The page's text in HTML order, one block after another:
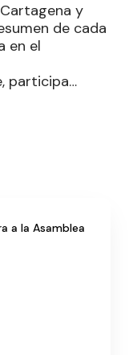
y
de cada
en el
participa…
a la Asamblea